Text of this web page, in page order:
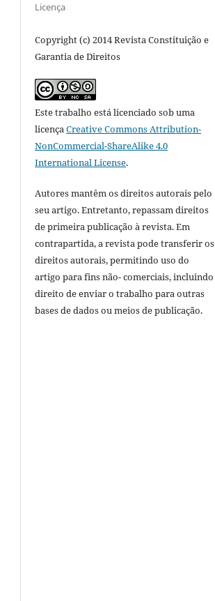
Licença
Copyright (c) 2014 Revista Constituição e
Garantia de Direitos
Este trabalho está licenciado sob uma
licençaCreative Commons Attribution-
NonCommercial-ShareAlike 4.0
International License.
Autores mantêm os direitos autorais pelo
seu artigo. Entretanto, repassam direitos
de primeira publicação à revista. Em
contrapartida, a revista pode transferir os
direitos autorais, permitindo uso do
artigo para fins não- comerciais, incluindo
direito de enviar o trabalho para outras
bases de dados ou meios de publicação.